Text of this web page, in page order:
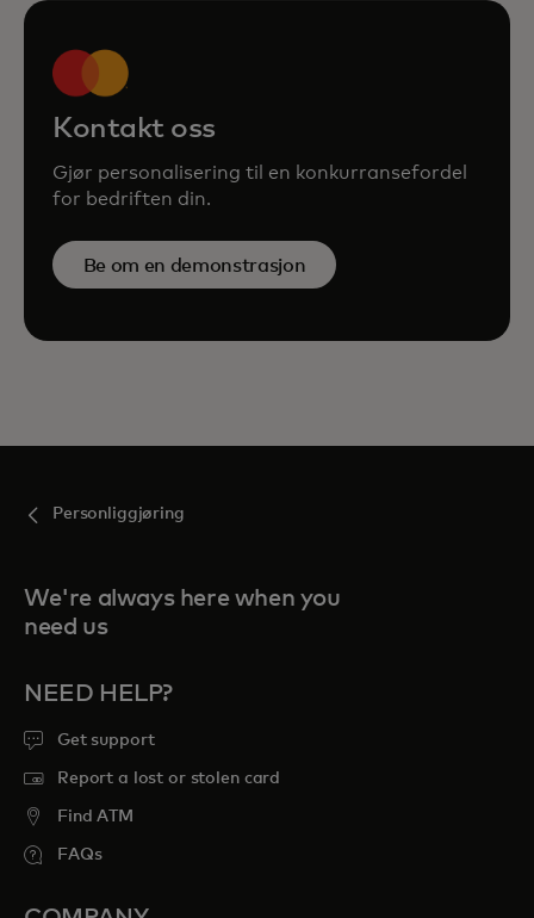
Kontakt oss
Gjør personalisering til en konkurransefordel
for bedriften din.
Be om en demonstrasjon
Personliggjøring
We're always here when you
need us
NEED HELP?
Get support
Report a lost or stolen card
Find ATM
FAQs